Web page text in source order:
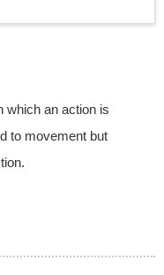
which an action is
to movement but